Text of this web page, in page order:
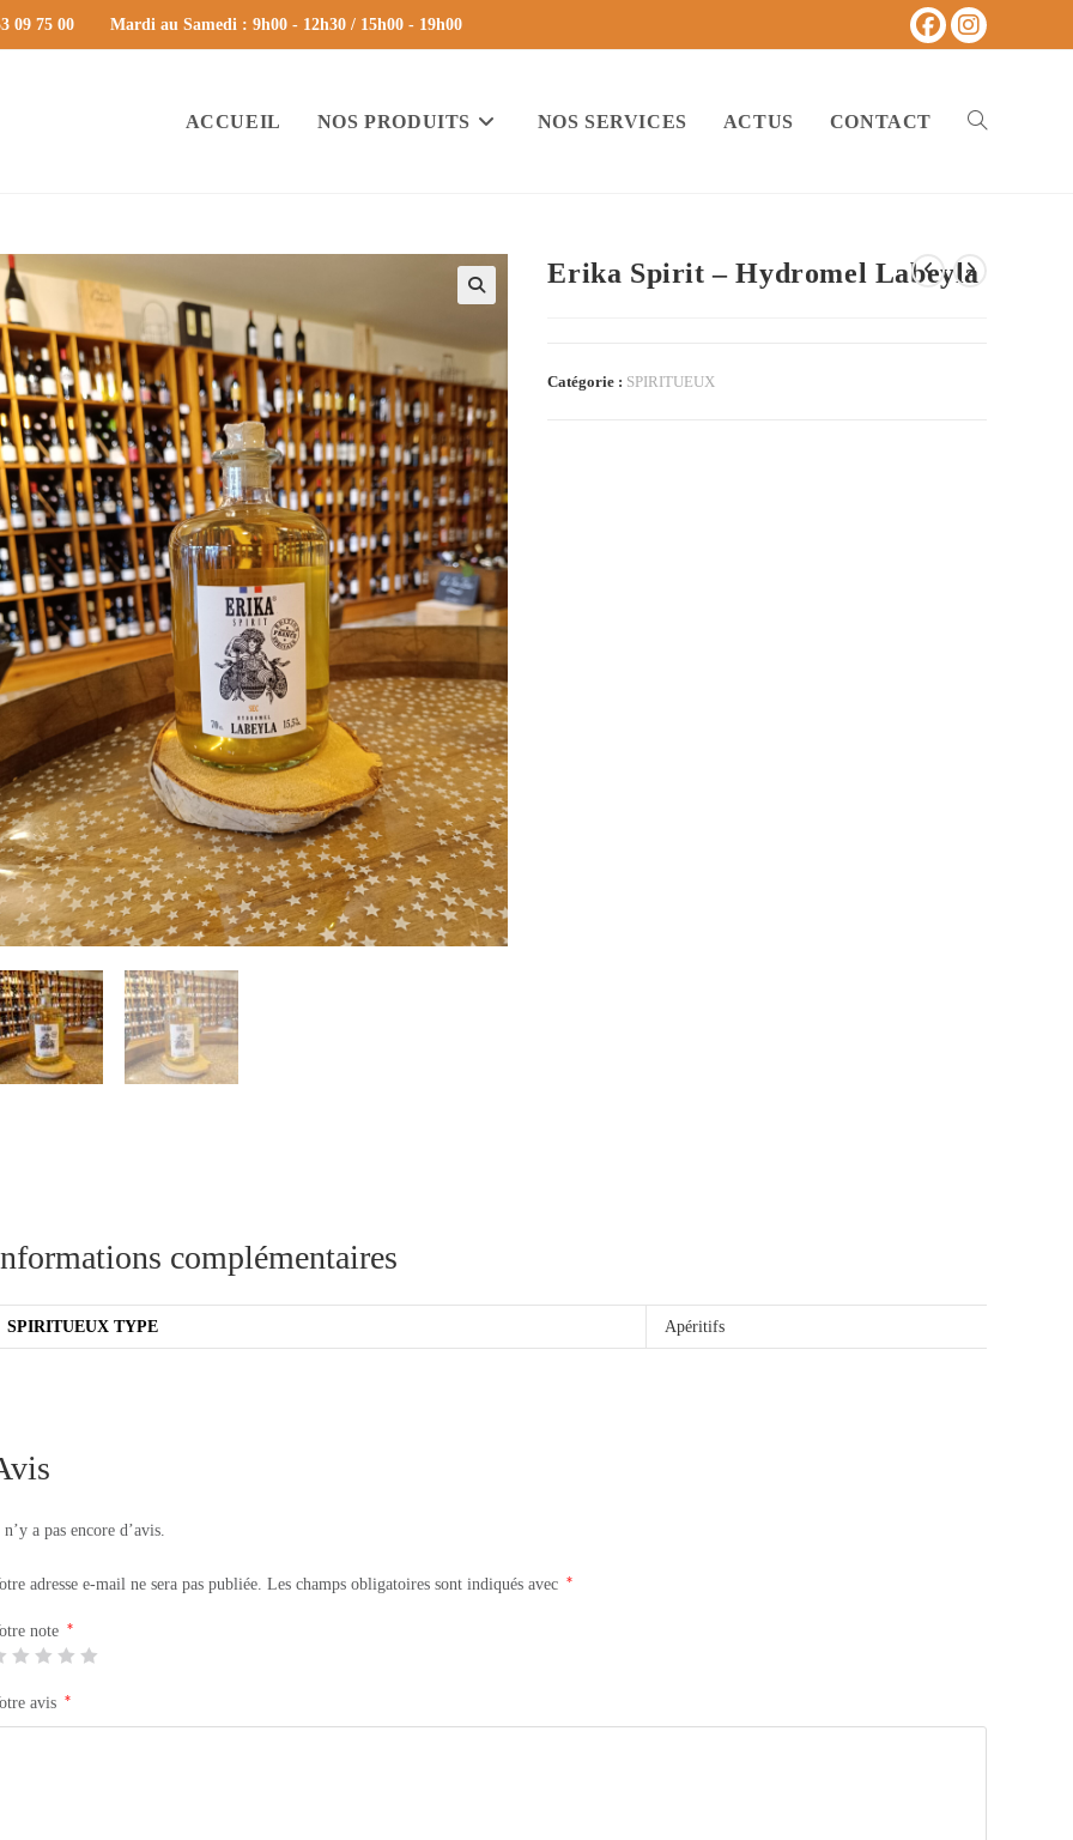
09 75 00 Mardi au Samedi : 9h00 - 12h30 / 15h00 - 19h00
ACCUEIL NOS PRODUITS NOS SERVICES ACTUS CONTACT TOGGLE
WEBSITE
Erika Spirit – Hydromel Labeyla
Catégorie : SPIRITUEUX
complémentaires
SPIRITUEUX TYPE Apéritifs
a pas encore d’avis.
adresse e-mail ne sera pas publiée. Les champs obligatoires sont indiqués avec *
note *
avis *